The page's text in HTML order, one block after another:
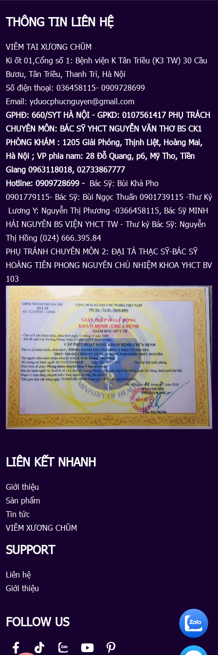
THÔNG TIN LIÊN HỆ
VIÊM TAI XƯƠNG CHŨM
Ki ốt 01,Cổng số 1: Bệnh viện K Tân Triều (K3 TW) 30 Cầu
Bươu, Tân Triều, Thanh Trì, Hà Nội
Số điện thoại: 036458115- 0909728699
Email: yduocphucnguyen@gmail.com
GPHĐ: 660/SYT HÀ NỘI - GPKD: 0107561417 PHỤ TRÁCH
CHUYÊN MÔN: BÁC SỸ YHCT NGUYỄN VĂN THƠ BS CK1
PHÒNG KHÁM : 1205 Giải Phóng, Thịnh Liệt, Hoàng Mai,
Hà Nội ; VP phia nam: 28 Đỗ Quang, p6, Mỹ Tho, Tiền
Giang 0963118018, 02733867777
Hotline: 0909728699 - Bác Sỹ: Bùi Khả Pho
0901779115- Bác Sỹ: Bùi Ngọc Thuấn 0901739115 -Thư Ký
Lương Y: Nguyễn Thị Phương -0366458115, Bác Sỹ MINH
HẢI NGUYÊN BS VIỆN YHCT TW - Thư ký Bác Sỹ: Nguyễn
Thị Hồng (024) 666.395.84
PHỤ TRÁNH CHUYÊN MÔN 2: ĐẠI TÁ THẠC SỸ-BÁC SỸ
HOÀNG TIÊN PHONG NGUYÊN CHỦ NHIỆM KHOA YHCT BV
103
LIÊN KẾT NHANH
Giới thiệu
Sản phẩm
Tin tức
VIÊM XƯƠNG CHŨM
SUPPORT
Liên hệ
Giới thiệu
FOLLOW US